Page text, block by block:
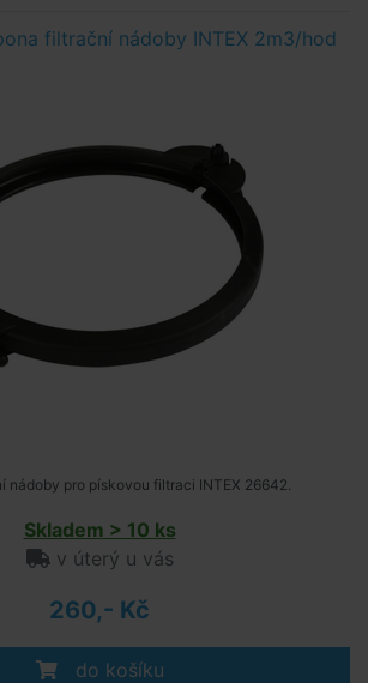
filtrační nádoby INTEX 2m3/hod
nádoby pro pískovou filtraci INTEX 26642.
Skladem > 10 ks
v úterý u vás
260,- Kč
do košíku